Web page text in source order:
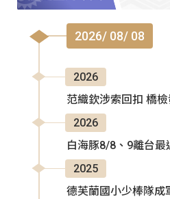
2026/ 08/ 08
2026
范織欽涉索回扣 橋
2026
白海豚8/8、9離台
2025
德芙蘭國小少棒隊成